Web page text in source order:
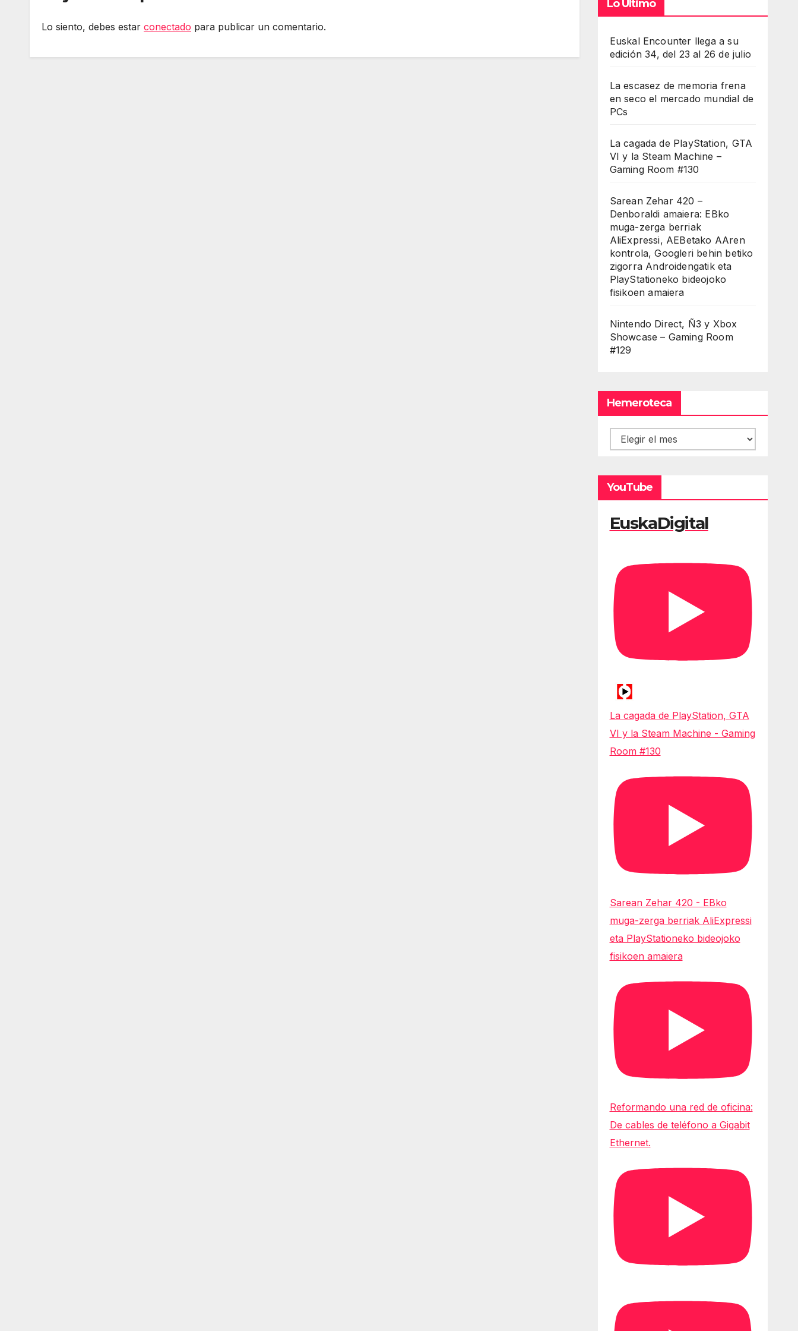
Lo siento, debes estar conectado para publicar un comentario.
Lo Último
Euskal Encounter llega a su
edición 34, del 23 al 26 de julio
La escasez de memoria frena
en seco el mercado mundial de
PCs
La cagada de PlayStation, GTA
VI y la Steam Machine –
Gaming Room #130
Sarean Zehar 420 –
Denboraldi amaiera: EBko
muga-zerga berriak
AliExpressi, AEBetako AAren
kontrola, Googleri behin betiko
zigorra Androidengatik eta
PlayStationeko bideojoko
fisikoen amaiera
Nintendo Direct, Ñ3 y Xbox
Showcase – Gaming Room
#129
Hemeroteca
Hemeroteca
YouTube
EuskaDigital
La cagada de PlayStation, GTA
VI y la Steam Machine - Gaming
Room #130
Sarean Zehar 420 - EBko
muga-zerga berriak AliExpressi
eta PlayStationeko bideojoko
fisikoen amaiera
Reformando una red de oficina:
De cables de teléfono a Gigabit
Ethernet.